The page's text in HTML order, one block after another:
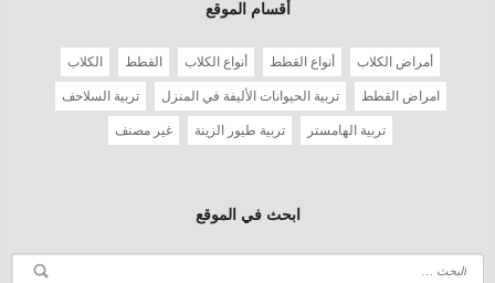
أقسام الموقع
أمراض الكلاب أنواع القطط أنواع الكلاب القطط الكلاب
امراض القطط تربية الحيوانات الأليفة في المنزل تربية السلاحف
تربية الهامستر تربية طيور الزينة غير مصنف
ابحث في الموقع